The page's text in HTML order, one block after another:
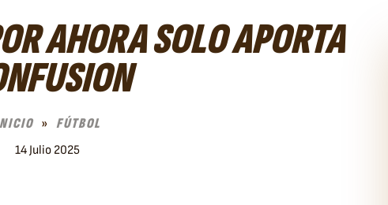
AHORA SOLO APORTA
FÚTBOL
14 Julio 2025